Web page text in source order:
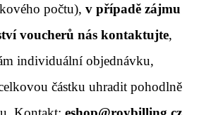
počtu), v případě zájmu
voucherů nás kontaktujte,
individuální objednávku,
částku uhradit pohodlně